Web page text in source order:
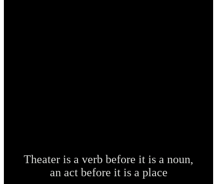
Theater is a verb before it is a noun,
an act before it is a place